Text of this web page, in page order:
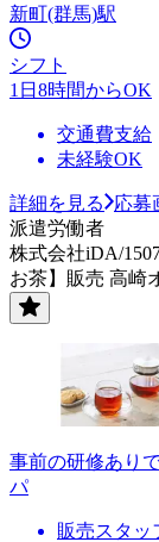
新町(群馬)駅
シフト
1日8時間からOK
交通費支給
未経験OK
詳細を見る
応募
派遣労働者
株式会社iDA/
お茶】販売 高崎
事前の研修あり
パ
販売スタッ